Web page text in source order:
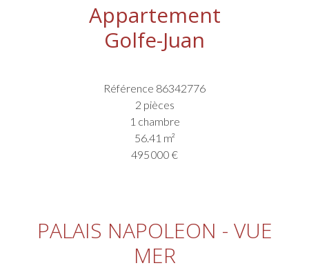
Appartement
Golfe-Juan
Référence 86342776
2 pièces
1 chambre
56.41 m²
495 000 €
PALAIS NAPOLEON - VUE
MER